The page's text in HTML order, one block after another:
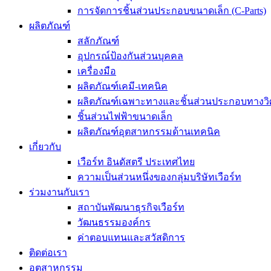
การจัดการชิ้นส่วนประกอบขนาดเล็ก (C-Parts)
ผลิตภัณฑ์
สลักภัณฑ์
อุปกรณ์ป้องกันส่วนบุคคล
เครื่องมือ
ผลิตภัณฑ์เคมี-เทคนิค
ผลิตภัณฑ์เฉพาะทางและชิ้นส่วนประกอบทางวิ
ชิ้นส่วนไฟฟ้าขนาดเล็ก
ผลิตภัณฑ์อุตสาหกรรมด้านเทคนิค
เกี่ยวกับ
เวือร์ท อินดัสตรี ประเทศไทย
ความเป็นส่วนหนึ่งของกลุ่มบริษัทเวือร์ท
ร่วมงานกับเรา
สถาบันพัฒนาธุรกิจเวือร์ท
วัฒนธรรมองค์กร
ค่าตอบแทนและสวัสดิการ
ติดต่อเรา
อุตสาหกรรม